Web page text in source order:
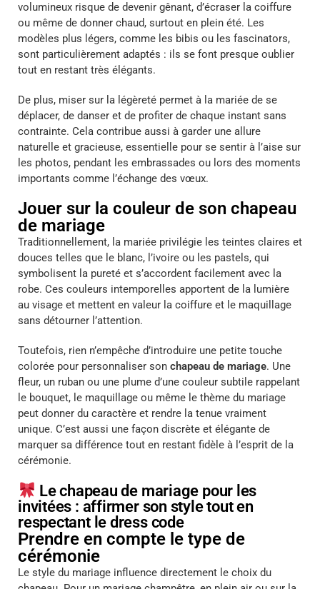
volumineux risque de devenir gênant, d’écraser la coiffure
ou même de donner chaud, surtout en plein été. Les
modèles plus légers, comme les bibis ou les fascinators,
sont particulièrement adaptés : ils se font presque oublier
tout en restant très élégants.
De plus, miser sur la légèreté permet à la mariée de se
déplacer, de danser et de profiter de chaque instant sans
contrainte. Cela contribue aussi à garder une allure
naturelle et gracieuse, essentielle pour se sentir à l’aise sur
les photos, pendant les embrassades ou lors des moments
importants comme l’échange des vœux.
Jouer sur la couleur de son chapeau
de mariage
Traditionnellement, la mariée privilégie les teintes claires et
douces telles que le blanc, l’ivoire ou les pastels, qui
symbolisent la pureté et s’accordent facilement avec la
robe. Ces couleurs intemporelles apportent de la lumière
au visage et mettent en valeur la coiffure et le maquillage
sans détourner l’attention.
Toutefois, rien n’empêche d’introduire une petite touche
colorée pour personnaliser son chapeau de mariage. Une
fleur, un ruban ou une plume d’une couleur subtile rappelant
le bouquet, le maquillage ou même le thème du mariage
peut donner du caractère et rendre la tenue vraiment
unique. C’est aussi une façon discrète et élégante de
marquer sa différence tout en restant fidèle à l’esprit de la
cérémonie.
Le chapeau de mariage pour les
invitées : affirmer son style tout en
respectant le dress code
Prendre en compte le type de
cérémonie
Le style du mariage influence directement le choix du